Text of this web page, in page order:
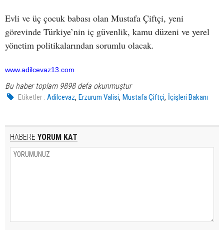
Evli ve üç çocuk babası olan Mustafa Çiftçi, yeni
görevinde Türkiye’nin iç güvenlik, kamu düzeni ve yerel
yönetim politikalarından sorumlu olacak.
www.adilcevaz13.com
Bu haber toplam 9898 defa okunmuştur
Etiketler : Adilcevaz,Erzurum Valisi,Mustafa Çiftçi, İçişleri Bakanı
HABERE YORUM KAT